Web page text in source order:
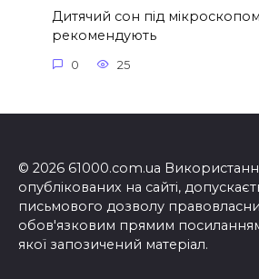
Дитячий сон під
рекомендують
0 25
© 2026 61000.com.ua
опублікованих на сайті,
письмового дозволу
обов'язковим прямим посиланням
якої запозичений матеріал.